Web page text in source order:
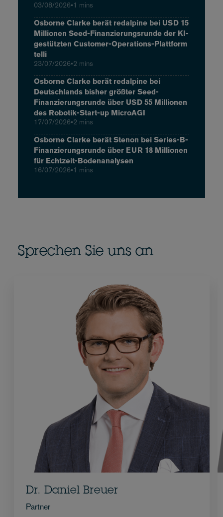
03/08/2026•1 mins
Osborne Clarke berät redalpine bei USD 15
Millionen Seed-Finanzierungsrunde der KI-
gestützten Customer-Operations-Plattform
telli
23/07/2026•2 mins
Osborne Clarke berät redalpine bei
Deutschlands bisher größter Seed-
Finanzierungsrunde über USD 55 Millionen
des Robotik-Start-up MicroAGI
17/07/2026•2 mins
Osborne Clarke berät Stenon bei Series-B-
Finanzierungsrunde über EUR 18 Millionen
für Echtzeit-Bodenanalysen
16/07/2026•1 mins
Sprechen Sie uns an
Dr. Daniel Breuer
Partner